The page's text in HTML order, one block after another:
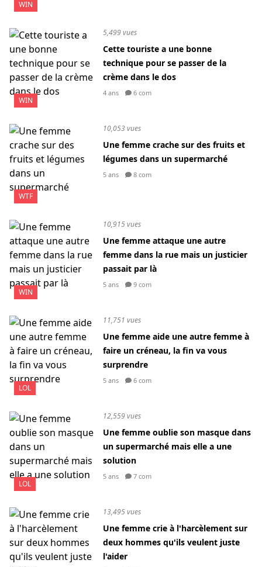
WIN
WIN
5,499 vues
Cette touriste a une bonne
technique pour se passer de la
crème dans le dos
4 ans 6 com
WTF
10,053 vues
Une femme crache sur des fruits et
légumes dans un supermarché
5 ans 8 com
WIN
10,915 vues
Une femme attaque une autre
femme dans la rue mais un justicier
passait par là
5 ans 9 com
LOL
11,751 vues
Une femme aide une autre femme à
faire un créneau, la fin va vous
surprendre
5 ans 6 com
LOL
12,559 vues
Une femme oublie son masque dans
un supermarché mais elle a une
solution
5 ans 7 com
13,495 vues
Une femme crie à l'harcèlement sur
deux hommes qu'ils veulent juste
l'aider